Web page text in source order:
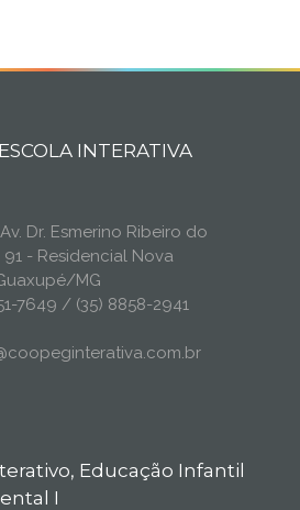
INTERATIVA
Dr. Esmerino Ribeiro do
91 - Residencial Nova
MG
7649 / (35) 8858-2941
Educação Infantil
I